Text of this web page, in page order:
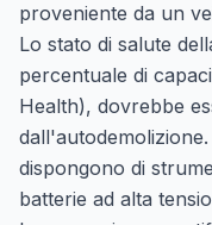
proveniente da un
Lo stato di salute
percentuale di
Health), dovrebbe
dispongono di
batterie ad alta